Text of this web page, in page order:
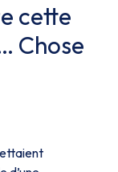
cette
Chose